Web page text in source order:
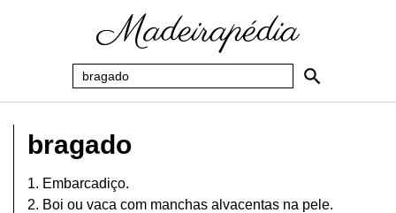
bragado
1. Embarcadiço.
2. Boi ou vaca com manchas alvacentas na pele.